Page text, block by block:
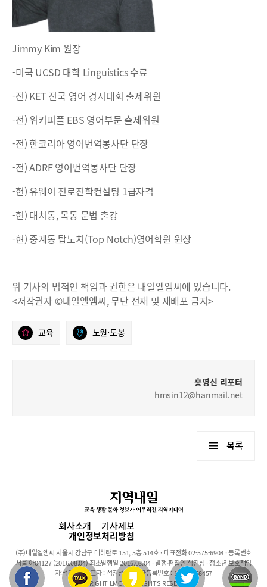
Jimmy Kim 원장
-미국 UCSD 대학 Linguistics 수료
-전) KET 전국 영어 경시대회 출제위원
-전) 위키피플 EBS 영어부문 출제위원
-전) 한코리아 영어번역봉사단 단장
-전) ADRF 영어번역봉사단 단장
-현) 유웨이 진로진학컨설팅 1급자격
-현) 대치동, 목동 문법 출강
-현) 중계동 탑노치(Top Notch)영어학원 원장
위 기사의 법적인 책임과 권한은 내일엘엠씨에 있습니다.
<저작권자 ©내일엘엠씨, 무단 전재 및 재배포 금지>
교육 노원·도봉
홍명신 리포터
hmsin12@hanmail.net
목록
회사소개 기사제보
개인정보처리방침
(주)내일엘엠씨 서울시 강남구 테헤란로 151, 5층 514호 · 대표전화 02-575-6908 · 등록번호
서울 아04127 (2016.08.04) 최초발행일 2016.08.04 · 발행·편집인:석진성 · 청소년 보호책임
자:석진성 · 대표자 : 석진성 · 사업자등록번호 : 101-86-68457
COPYRIGHT LMC. ALL RIGHTS RESERVED.